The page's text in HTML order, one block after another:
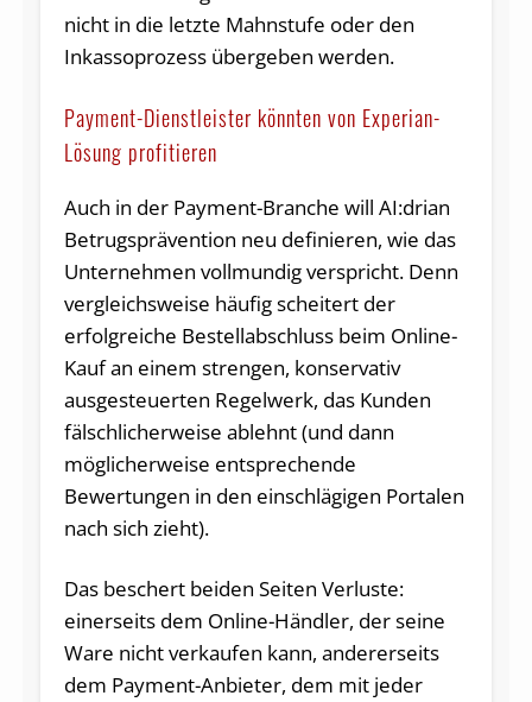
nicht in die letzte Mahnstufe oder den
Inkassoprozess übergeben werden.
Payment-Dienstleister könnten von Experian-
Lösung profitieren
Auch in der Payment-Branche will AI:drian
Betrugsprävention neu definieren, wie das
Unternehmen vollmundig verspricht. Denn
vergleichsweise häufig scheitert der
erfolgreiche Bestellabschluss beim Online-
Kauf an einem strengen, konservativ
ausgesteuerten Regelwerk, das Kunden
fälschlicherweise ablehnt (und dann
möglicherweise entsprechende
Bewertungen in den einschlägigen Portalen
nach sich zieht).
Das beschert beiden Seiten Verluste:
einerseits dem Online-Händler, der seine
Ware nicht verkaufen kann, andererseits
dem Payment-Anbieter, dem mit jeder